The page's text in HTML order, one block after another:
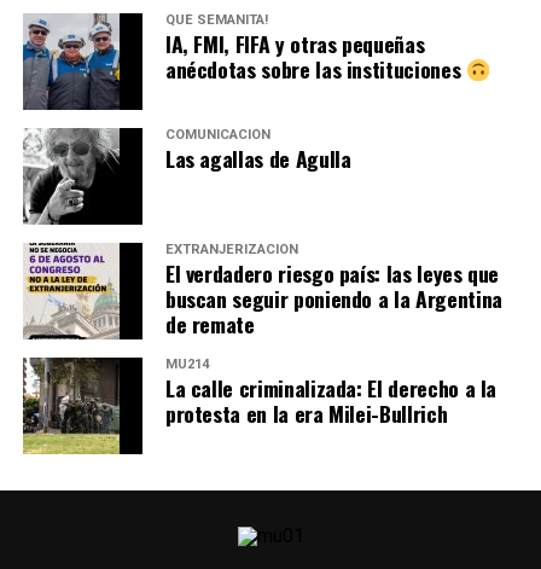
QUÉ SEMANITA!
IA, FMI, FIFA y otras pequeñas
anécdotas sobre las instituciones
COMUNICACIÓN
Las agallas de Agulla
EXTRANJERIZACIÓN
El verdadero riesgo país: las leyes que
buscan seguir poniendo a la Argentina
de remate
MU214
La calle criminalizada: El derecho a la
protesta en la era Milei-Bullrich